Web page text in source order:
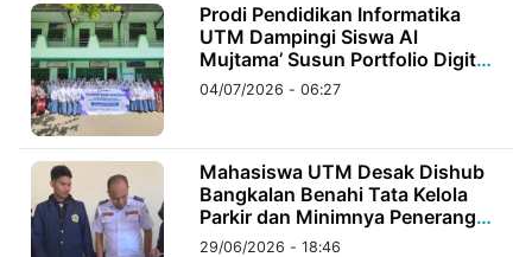
Prodi Pendidikan Informatika
UTM Dampingi Siswa Al
Mujtama’ Susun Portfolio Digital
Persiapan Kuliah dan Karier
04/07/2026 - 06:27
Mahasiswa UTM Desak Dishub
Bangkalan Benahi Tata Kelola
Parkir dan Minimnya Penerangan
Jalan
29/06/2026 - 18:46